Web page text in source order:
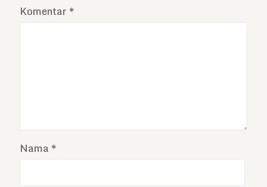
Komentar *
Nama *